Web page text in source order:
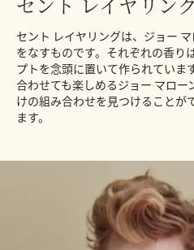
セント レイヤリングは、ジョー
をなすものです。それぞれの香り
プトを念頭に置いて作られていま
合わせても楽しめるジョー マロー
けの組み合わせを見つけることが
ます。